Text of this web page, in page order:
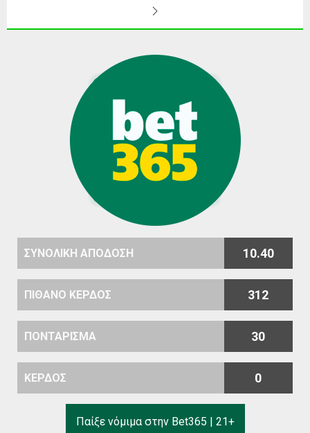
ΣΥΝΟΛΙΚΗ ΑΠΟΔΟΣΗ 10.40
ΠΙΘΑΝΟ ΚΕΡΔΟΣ 312
ΠΟΝΤΑΡΙΣΜΑ 30
ΚΕΡΔΟΣ 0
Παίξε νόμιμα στην Bet365 | 21+